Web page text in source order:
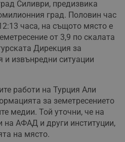
Силиври, предизвика
град. Половин час
часа, на същото място е
от 3,9 по скалата
Дирекция за
и извънредни ситуации
работи на Турция Али
за земетресението
медии. Той уточни, че на
на АФАД и други институции,
на място.